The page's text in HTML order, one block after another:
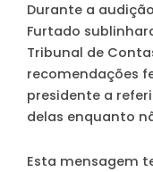
Durante a
Furtado
Tribunal de
recomendações
presidente a
delas enquanto
Esta mensagem